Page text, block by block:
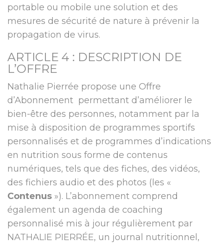
portable ou mobile une solution et des
mesures de sécurité de nature à prévenir la
propagation de virus.
ARTICLE 4 : DESCRIPTION DE
L’OFFRE
Nathalie Pierrée propose une Offre
d’Abonnement permettant d’améliorer le
bien-être des personnes, notamment par la
mise à disposition de programmes sportifs
personnalisés et de programmes d’indications
en nutrition sous forme de contenus
numériques, tels que des fiches, des vidéos,
des fichiers audio et des photos (les «
Contenus »). L’abonnement comprend
également un agenda de coaching
personnalisé mis à jour régulièrement par
NATHALIE PIERRÉE, un journal nutritionnel,